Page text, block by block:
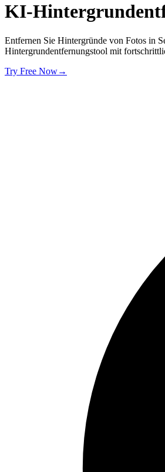
KI-
Entfernen Sie Hintergründe von Fotos in
Hintergrundentfernungstool mit
Try Free Now→